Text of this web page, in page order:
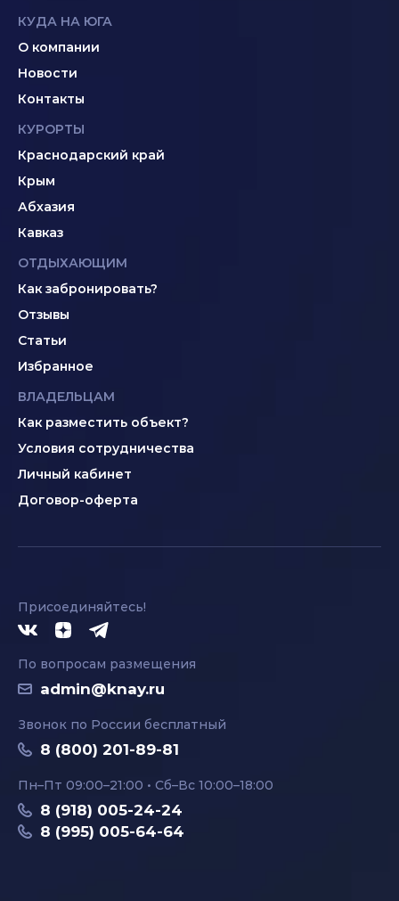
КУДА НА ЮГА
О компании
Новости
Контакты
КУРОРТЫ
Краснодарский край
Крым
Абхазия
Кавказ
ОТДЫХАЮЩИМ
Как забронировать?
Отзывы
Статьи
Избранное
ВЛАДЕЛЬЦАМ
Как разместить объект?
Условия сотрудничества
Личный кабинет
Договор-оферта
Присоединяйтесь!
По вопросам размещения
admin@knay.ru
Звонок по России бесплатный
8 (800) 201-89-81
Пн–Пт 09:00–21:00 • Сб–Вс 10:00–18:00
8 (918) 005-24-24
8 (995) 005-64-64